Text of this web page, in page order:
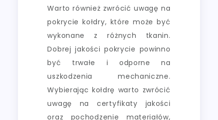
Warto również zwrócić uwagę na
pokrycie kołdry, które może być
wykonane z różnych tkanin.
Dobrej jakości pokrycie powinno
być trwałe i odporne na
uszkodzenia mechaniczne.
Wybierając kołdrę warto zwrócić
uwagę na certyfikaty jakości
oraz pochodzenie materiałów,